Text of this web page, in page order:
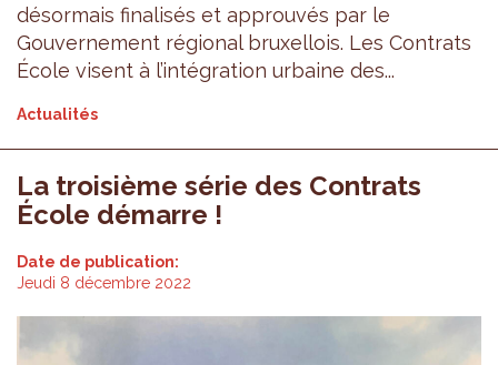
désormais finalisés et approuvés par le
Gouvernement régional bruxellois. Les Contrats
École visent à l’intégration urbaine des...
Actualités
La troisième série des Contrats
École démarre !
Date de publication:
Jeudi 8 décembre 2022